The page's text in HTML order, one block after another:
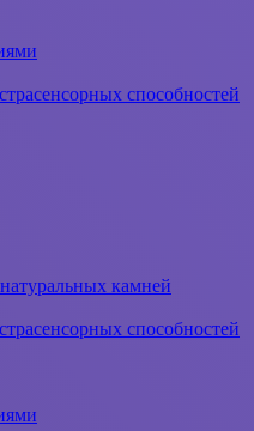
способностей
камней
способностей